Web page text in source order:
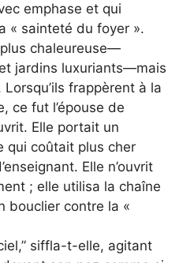
emphase et qui
« sainteté du foyer ».
chaleureuse—
jardins luxuriants—mais
frappèrent à la
ce fut l’épouse de
Elle portait un
qui coûtait plus cher
Elle n’ouvrit
; elle utilisa la chaîne
bouclier contre la «
siffla-t-elle, agitant